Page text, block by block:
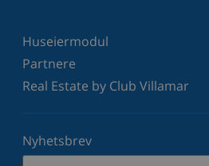
Huseiermodul
Partnere
Real Estate by Club Villamar
Nyhetsbrev